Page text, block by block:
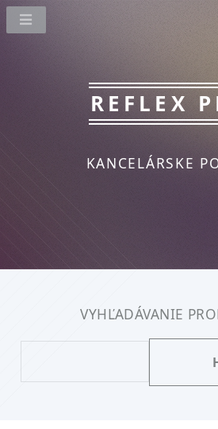
REFLEX
KANCELÁRSKE
VYHĽADÁVANIE